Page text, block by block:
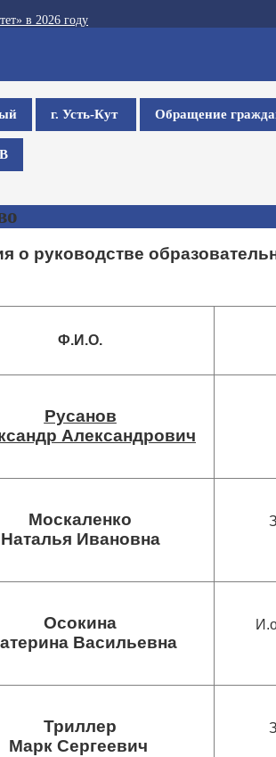
в 2026 году
г. Усть-Кут Обращение
о руководстве
Ф.И.О.
Русанов
Александрович
Москаленко
Наталья Ивановна
Осокина
Васильевна
Триллер
Марк Сергеевич